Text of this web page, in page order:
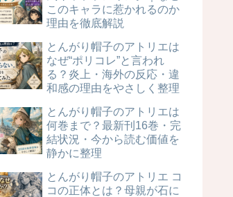
このキャラに惹かれるのか
理由を徹底解説
とんがり帽子のアトリエは
なぜ“ポリコレ”と言われ
る？炎上・海外の反応・違
和感の理由をやさしく整理
とんがり帽子のアトリエは
何巻まで？最新刊16巻・完
結状況・今から読む価値を
静かに整理
とんがり帽子のアトリエ コ
コの正体とは？母親が石に